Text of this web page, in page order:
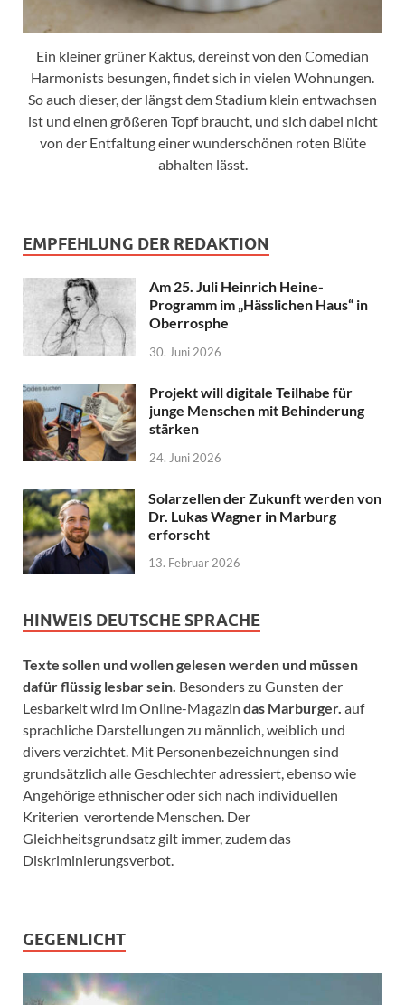
Ein kleiner grüner Kaktus, dereinst von den Comedian
Harmonists besungen, findet sich in vielen Wohnungen.
So auch dieser, der längst dem Stadium klein entwachsen
ist und einen größeren Topf braucht, und sich dabei nicht
von der Entfaltung einer wunderschönen roten Blüte
abhalten lässt.
EMPFEHLUNG DER REDAKTION
Am 25. Juli Heinrich Heine-
Programm im „Hässlichen Haus“ in
Oberrosphe
30. Juni 2026
Projekt will digitale Teilhabe für
junge Menschen mit Behinderung
stärken
24. Juni 2026
Solarzellen der Zukunft werden von
Dr. Lukas Wagner in Marburg
erforscht
13. Februar 2026
HINWEIS DEUTSCHE SPRACHE
Texte sollen und wollen gelesen werden und müssen
dafür flüssig lesbar sein. Besonders zu Gunsten der
Lesbarkeit wird im Online-Magazin das Marburger. auf
sprachliche Darstellungen zu männlich, weiblich und
divers verzichtet. Mit Personenbezeichnungen sind
grundsätzlich alle Geschlechter adressiert, ebenso wie
Angehörige ethnischer oder sich nach individuellen
Kriterien verortende Menschen. Der
Gleichheitsgrundsatz gilt immer, zudem das
Diskriminierungsverbot.
GEGENLICHT